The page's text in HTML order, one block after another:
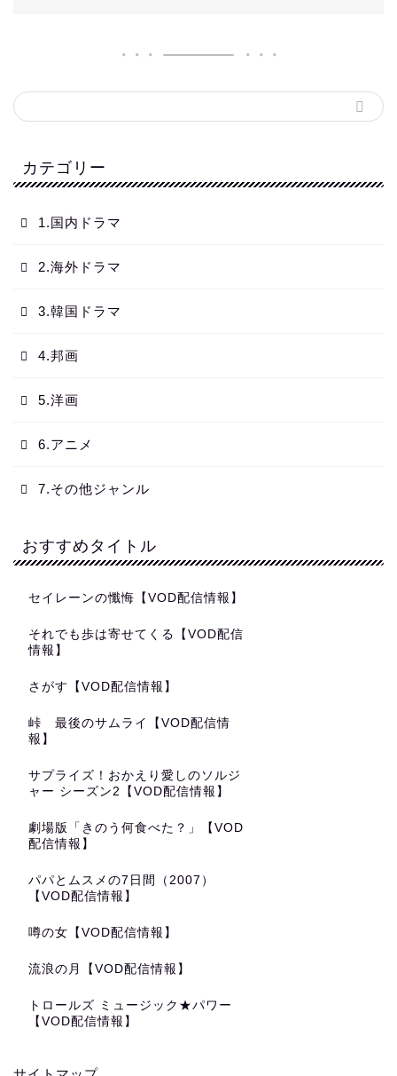
カテゴリー
1.国内ドラマ
2.海外ドラマ
3.韓国ドラマ
4.邦画
5.洋画
6.アニメ
7.その他ジャンル
おすすめタイトル
セイレーンの懺悔【VOD配信情報】
それでも歩は寄せてくる【VOD配信
情報】
さがす【VOD配信情報】
峠 最後のサムライ【VOD配信情
報】
サプライズ！おかえり愛しのソルジ
ャー シーズン2【VOD配信情報】
劇場版「きのう何食べた？」【VOD
配信情報】
パパとムスメの7日間（2007）
【VOD配信情報】
噂の女【VOD配信情報】
流浪の月【VOD配信情報】
トロールズ ミュージック★パワー
【VOD配信情報】